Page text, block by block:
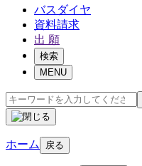
バスダイヤ
資料請求
出 願
検索
MENU
ホーム 戻る